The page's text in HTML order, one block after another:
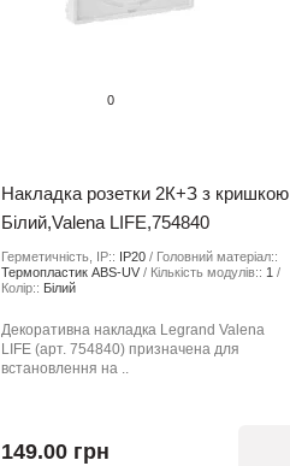
0
Накладка розетки 2К+З з кришкою
Білий,Valena LIFE,754840
Герметичність, IP:: IP20
Головний матеріал::
Термопластик ABS-UV
Кількість модулів:: 1
Колір:: Бiлий
Декоративна накладка Legrand Valena
LIFE (арт. 754840) призначена для
встановлення на ..
149.00 грн